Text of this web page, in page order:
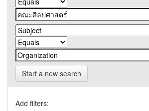
Start a new search
Add filters: